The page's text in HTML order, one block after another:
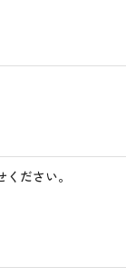
ださい。